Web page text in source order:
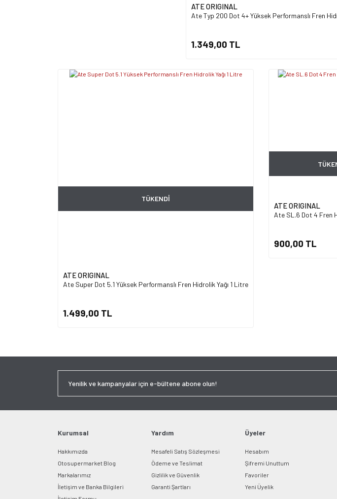
ATE ORIGINAL
Ate Typ 200 Dot 4+ Yüksek Performanslı Fren
1.349,00 TL
TÜKENDİ
ATE ORIGINAL
Ate Super Dot 5.1 Yüksek Performanslı Fren Hidrolik Yağı 1 Litre
1.499,00 TL
ATE ORIGINAL
Ate SL.6 Dot 4 Fren
900,00 TL
Kurumsal
Hakkımızda
Otosupermarket Blog
Markalarımız
İletişim ve Banka Bilgileri
Yardım
Mesafeli Satış Sözleşmesi
Ödeme ve Teslimat
Gizlilik ve Güvenlik
Garanti Şartları
Üyeler
Hesabım
Şifremi Unuttum
Favoriler
Yeni Üyelik